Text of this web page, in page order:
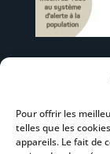
Pour offrir les
telles que les
appareils. Le fait de
Suivez-